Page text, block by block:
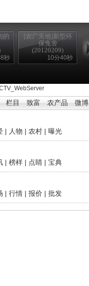
的
秒
[农广天地]新型环
保兔舍
(20120209)
10分40秒
栏目 致富 农产品 微博
| 人物 | 农村 | 曝光
| 榜样 | 点睛 | 宝典
| 行情 | 报价 | 批发